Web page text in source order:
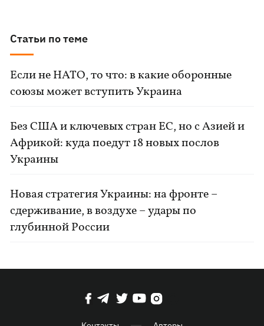
Статьи по теме
Если не НАТО, то что: в какие оборонные
союзы может вступить Украина
Без США и ключевых стран ЕС, но с Азией и
Африкой: куда поедут 18 новых послов
Украины
Новая стратегия Украины: на фронте –
сдерживание, в воздухе – удары по
глубинной России